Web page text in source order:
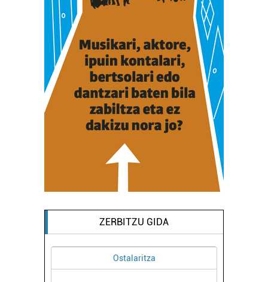
ZERBITZU GIDA